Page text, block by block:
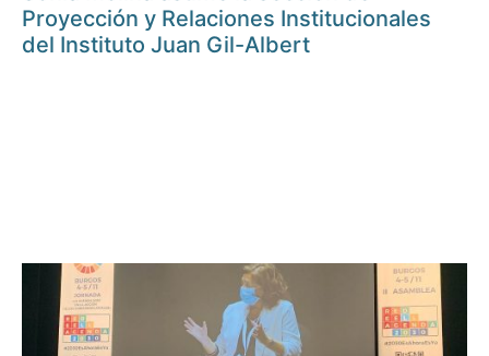
Proyección y Relaciones Institucionales
del Instituto Juan Gil-Albert